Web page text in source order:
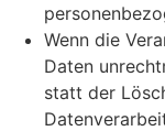
Wenn die
Daten
statt der